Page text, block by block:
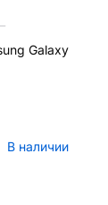
Galaxy
В наличии